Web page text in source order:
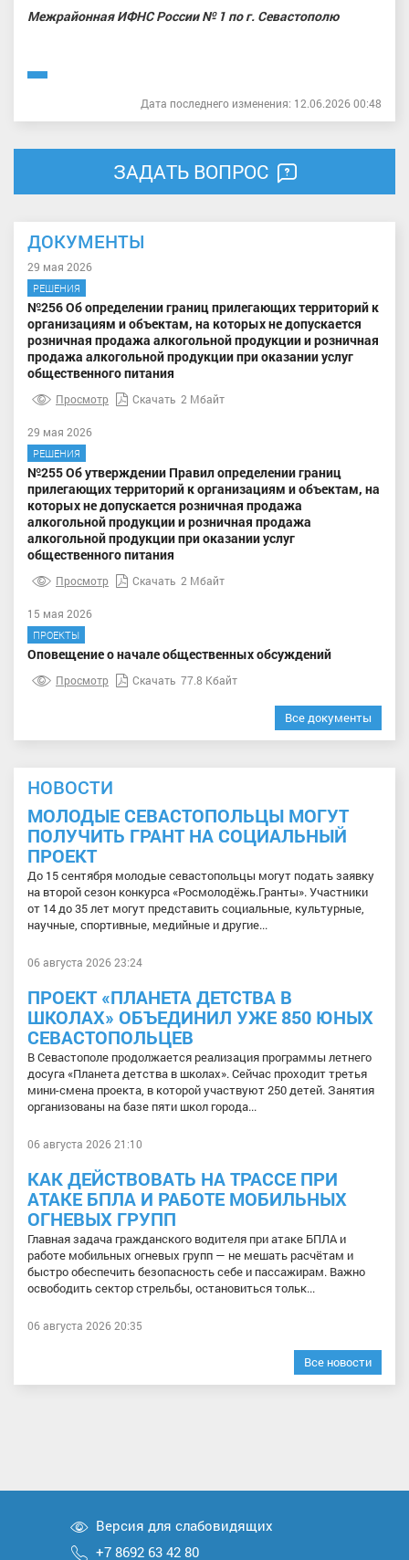
Межрайонная ИФНС России № 1 по г. Севастополю
Дата последнего изменения: 12.06.2026 00:48
ЗАДАТЬ ВОПРОС
ДОКУМЕНТЫ
29 мая 2026
РЕШЕНИЯ
№256 Об определении границ прилегающих территорий к
организациям и объектам, на которых не допускается
розничная продажа алкогольной продукции и розничная
продажа алкогольной продукции при оказании услуг
общественного питания
Просмотр Скачать 2 Мбайт
29 мая 2026
РЕШЕНИЯ
№255 Об утверждении Правил определении границ
прилегающих территорий к организациям и объектам, на
которых не допускается розничная продажа
алкогольной продукции и розничная продажа
алкогольной продукции при оказании услуг
общественного питания
Просмотр Скачать 2 Мбайт
15 мая 2026
ПРОЕКТЫ
Оповещение о начале общественных обсуждений
Просмотр Скачать 77.8 Кбайт
Все документы
НОВОСТИ
МОЛОДЫЕ СЕВАСТОПОЛЬЦЫ МОГУТ
ПОЛУЧИТЬ ГРАНТ НА СОЦИАЛЬНЫЙ
ПРОЕКТ
До 15 сентября молодые севастопольцы могут подать заявку
на второй сезон конкурса «Росмолодёжь.Гранты». Участники
от 14 до 35 лет могут представить социальные, культурные,
научные, спортивные, медийные и другие...
06 августа 2026 23:24
ПРОЕКТ «ПЛАНЕТА ДЕТСТВА В
ШКОЛАХ» ОБЪЕДИНИЛ УЖЕ 850 ЮНЫХ
СЕВАСТОПОЛЬЦЕВ
В Севастополе продолжается реализация программы летнего
досуга «Планета детства в школах». Сейчас проходит третья
мини-смена проекта, в которой участвуют 250 детей. Занятия
организованы на базе пяти школ города...
06 августа 2026 21:10
КАК ДЕЙСТВОВАТЬ НА ТРАССЕ ПРИ
АТАКЕ БПЛА И РАБОТЕ МОБИЛЬНЫХ
ОГНЕВЫХ ГРУПП
Главная задача гражданского водителя при атаке БПЛА и
работе мобильных огневых групп — не мешать расчётам и
быстро обеспечить безопасность себе и пассажирам. Важно
освободить сектор стрельбы, остановиться тольк...
06 августа 2026 20:35
Все новости
Версия для слабовидящих
+7 8692 63 42 80